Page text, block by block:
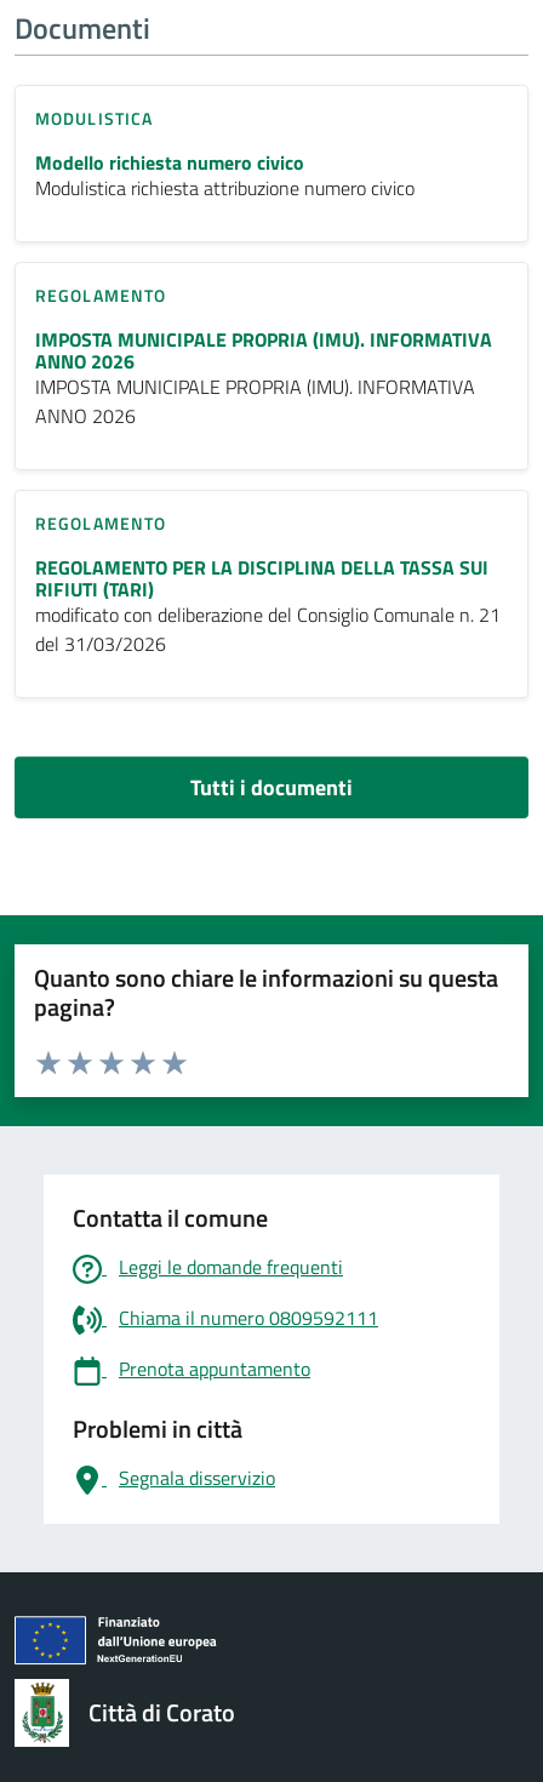
Documenti
MODULISTICA
Modello richiesta numero civico
Modulistica richiesta attribuzione numero civico
REGOLAMENTO
IMPOSTA MUNICIPALE PROPRIA (IMU). INFORMATIVA
ANNO 2026
IMPOSTA MUNICIPALE PROPRIA (IMU). INFORMATIVA
ANNO 2026
REGOLAMENTO
REGOLAMENTO PER LA DISCIPLINA DELLA TASSA SUI
RIFIUTI (TARI)
modificato con deliberazione del Consiglio Comunale n. 21
del 31/03/2026
Tutti i documenti
Quanto sono chiare le informazioni su questa
pagina?
Valuta da 1 a 5 stelle la pagina
Valuta 5 stelle su 5
Valuta 4 stelle su 5
Valuta 3 stelle su 5
Valuta 2 stelle su 5
Valuta 1 stelle su 5
Contatta il comune
Leggi le domande frequenti
Chiama il numero 0809592111
Prenota appuntamento
Problemi in città
Segnala disservizio
logo Unione Europea
Città di Corato